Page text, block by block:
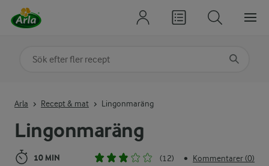
Lingonmaräng
10 MIN (12) • Kommentarer (0)
Arla Recept & mat Lingonmaräng
Sök på kategori eller ingrediens